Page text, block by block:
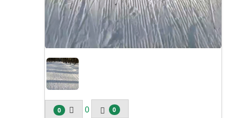
1/1
0 0 0